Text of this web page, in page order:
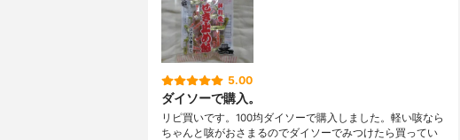
5.00
ダイソーで購入。
リピ買いです。100均ダイソーで購入しました。軽い咳なら
ちゃんと咳がおさまるのでダイソーでみつけたら買ってい